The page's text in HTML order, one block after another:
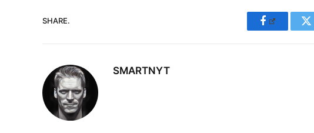
SHARE.
Facebook
SMARTNYT